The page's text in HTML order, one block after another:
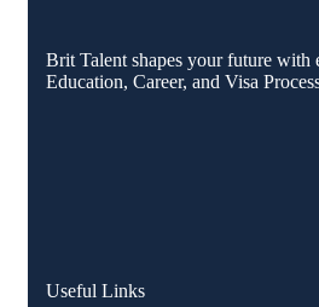
Brit Talent shapes your future with
Education, Career, and Visa
Useful Links